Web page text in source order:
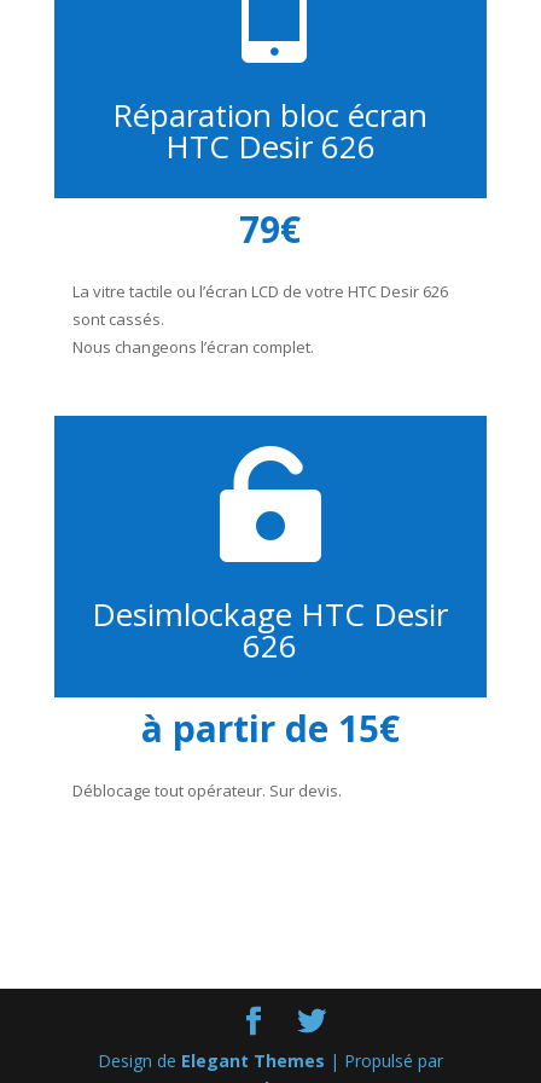
Réparation bloc écran
HTC Desir 626
79€
La vitre tactile ou l’écran LCD de votre HTC Desir 626
sont cassés.
Nous changeons l’écran complet.

Desimlockage HTC Desir
626
à partir de 15€
Déblocage tout opérateur. Sur devis.
Design de Elegant Themes | Propulsé par